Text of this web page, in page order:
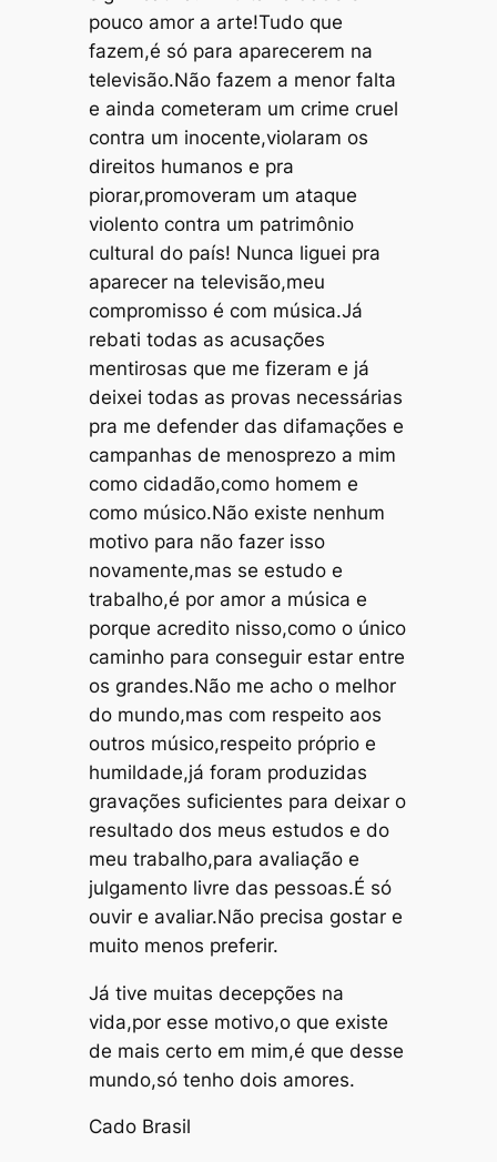
pouco amor a arte!Tudo que
fazem,é só para aparecerem na
televisão.Não fazem a menor falta
e ainda cometeram um crime cruel
contra um inocente,violaram os
direitos humanos e pra
piorar,promoveram um ataque
violento contra um patrimônio
cultural do país! Nunca liguei pra
aparecer na televisão,meu
compromisso é com música.Já
rebati todas as acusações
mentirosas que me fizeram e já
deixei todas as provas necessárias
pra me defender das difamações e
campanhas de menosprezo a mim
como cidadão,como homem e
como músico.Não existe nenhum
motivo para não fazer isso
novamente,mas se estudo e
trabalho,é por amor a música e
porque acredito nisso,como o único
caminho para conseguir estar entre
os grandes.Não me acho o melhor
do mundo,mas com respeito aos
outros músico,respeito próprio e
humildade,já foram produzidas
gravações suficientes para deixar o
resultado dos meus estudos e do
meu trabalho,para avaliação e
julgamento livre das pessoas.É só
ouvir e avaliar.Não precisa gostar e
muito menos preferir.
Já tive muitas decepções na
vida,por esse motivo,o que existe
de mais certo em mim,é que desse
mundo,só tenho dois amores.
Cado Brasil